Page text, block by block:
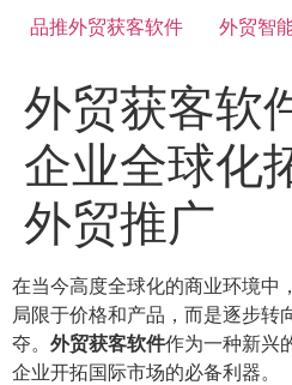
品推外贸获客软件
外贸智
外贸获客软
企业全球化
外贸推广
在当今高度全球化的商业环境中
局限于价格和产品，而是逐步转
夺。 外贸获客软件作为一种新兴
企业开拓国际市场的必备利器。